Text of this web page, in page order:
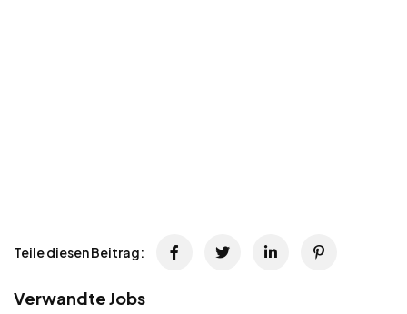
Teile diesen Beitrag:
Verwandte Jobs